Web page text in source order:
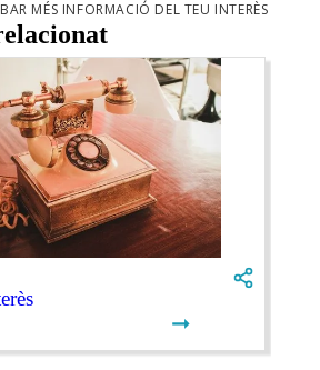
MÉS INFORMACIÓ DEL TEU INTERÈS
➞